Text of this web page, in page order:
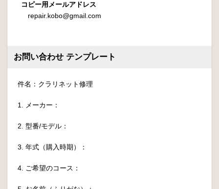
コピー用メールアドレス
repair.kobo@gmail.com
お問い合わせ テンプレート
件名：クラリネット修理
1. メーカー：
2. 型番/モデル：
3. 年式（購入時期）：
4. ご希望のコース：